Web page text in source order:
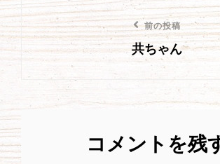
投
稿
ナ
ゲ
ー
前
の
前の投稿
共ちゃん
コメントを残